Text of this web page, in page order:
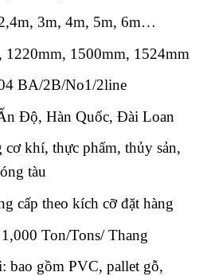
3m, 4m, 5m, 6m…
1500mm, 1524mm
BA/2B/No1/2line
Độ, Hàn Quốc, Đài Loan
khí, thực phẩm, thủy sản,
tàu
cấp theo kích cỡ đặt hàng
Ton/Tons/ Thang
bao gồm PVC, pallet gỗ,